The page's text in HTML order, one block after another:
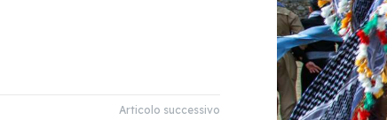
Articolo successivo